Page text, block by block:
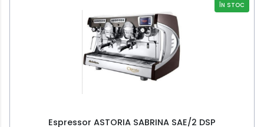
ÎN STOC
Espressor ASTORIA SABRINA SAE/2 DSP